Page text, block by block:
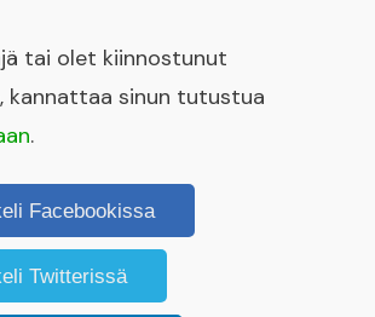
tai olet kiinnostunut
sinun tutustua
.
Facebookissa
Twitterissä